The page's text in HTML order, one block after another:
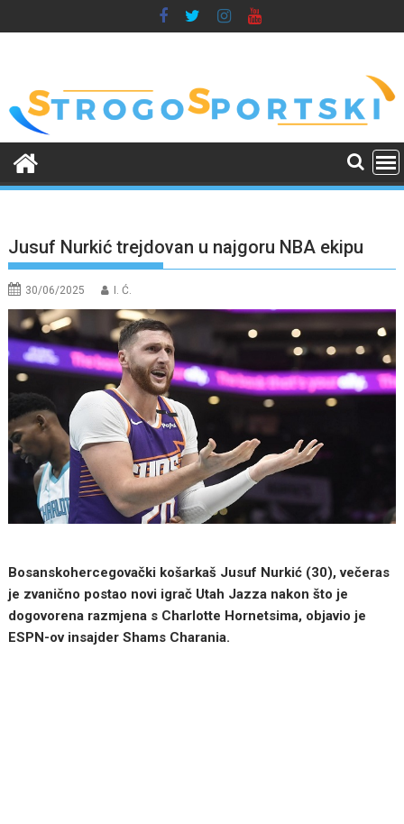
to
Jusuf Nurkić trejdovan u najgoru NBA ekipu
30/06/2025 I. Ć.
Bosanskohercegovački košarkaš Jusuf Nurkić (30), večeras
je zvanično postao novi igrač Utah Jazza nakon što je
dogovorena razmjena s Charlotte Hornetsima, objavio je
ESPN-ov insajder Shams Charania.